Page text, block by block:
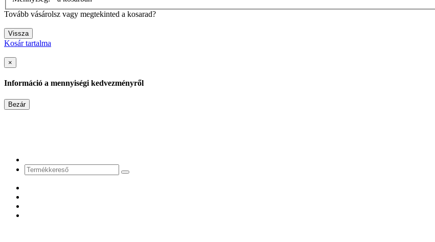
Tovább vásárolsz vagy megtekinted a kosarad?
Vissza
Kosár tartalma
×
Információ a mennyiségi kedvezményről
Bezár